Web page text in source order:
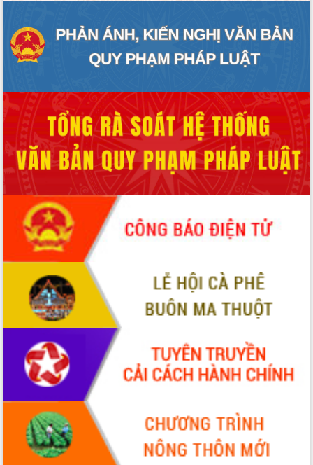
Đề án 06 tạo bước ngoặt đột phá trong
cải cách hành chính tỉnh Đắk Lắk
Kết nối tour, đẩy mạnh chuyển đổi số
để phát triển du lịch Đắk Lắk
tầng kỹ thuật Cụm công nghiệp Tân
Tiến
Gặp mặt các cơ quan báo chí nhân Kỷ
niệm 101 năm Ngày Báo chí Cách
mạng Việt Nam
Đắk Lắk sơ kết 4 năm triển khai thực
hiện Đề án 06 của Chính phủ
Họp báo thông tin về Hội nghị Công bố
Quy hoạch và Xúc tiến đầu tư tỉnh Đắk
Lắk
Khơi thông điểm nghẽn, đẩy nhanh
giải ngân vốn khắc phục thiên tai
HĐND tỉnh thông qua điều chỉnh Quy
hoạch tỉnh thời kỳ 2021-2030
Hội thảo góp ý hồ sơ điều chỉnh quy
hoạch tỉnh Đắk Lắk thời kỳ 2021-2030,
tầm nhìn đến năm 2050
Nâng cao hiệu quả hoạt động của các
doanh nghiệp nhà nước
Hội nghị triển khai kết nối mạng
truyền số liệu chuyên dùng phục vụ cơ
quan Đảng, Nhà nước
Lễ phát động chuỗi hoạt động chung
tay làm sạch môi trường